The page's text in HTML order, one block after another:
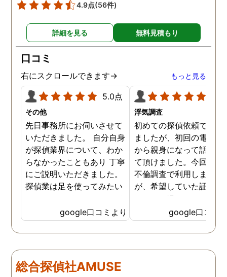
務所に関しても調べてく
ていて、周りの人たちの
かげで夫と離婚ができそ
4.9点(56件)
詳細を見る 無料見積もり
口コミ
右にスクロールできます→ もっと見る
5.0点
その他
先日事務所にお伺いさせて
いただきました。 自分自身
が探偵業界について、わか
らなかったこともあり 丁寧
にご説明いただきました。
探偵業は足を使ってみたい
SNSなどの知識も豊富で、
色んな視点から対応されて
います。 他の口コミにもあ
金が安く明確で親身になっ
て対応いただける探偵さん
google口コミより
浮気調査
初めての探偵依頼で緊張
ましたが、初回の電話相
から親身になって話を聞
て頂けました。今回、夫
不倫調査で利用しました
が、希望していた証拠を
っかりと撮ってもらうこ
が出来ました。調査中も
動きがある度に細かく報
してくださり、安心しま
読めない中、柔軟に対応
google口コミ
総合探偵社AMUSE